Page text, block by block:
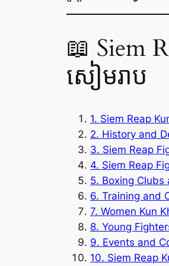
📖 Siem
សៀមរាប
1. Siem Reap
2. History and
3. Siem Reap
4. Siem Reap
5. Boxing Clubs
6. Training and
7. Women Kun
8. Young
9. Events and
10. Siem Reap